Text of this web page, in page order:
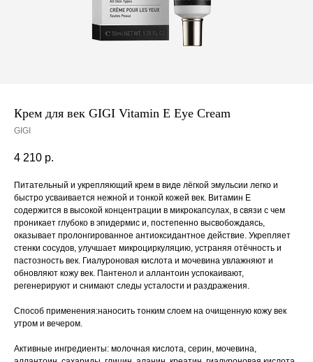
Крем для век GIGI Vitamin E Eye Cream
GIGI
4 210 р.
Питательный и укрепляющий крем в виде лёгкой эмульсии легко и
быстро усваивается нежной и тонкой кожей век. Витамин Е
содержится в высокой концентрации в микрокапсулах, в связи с чем
проникает глубоко в эпидермис и, постепенно высвобождаясь,
оказывает пролонгированное антиоксидантное действие. Укрепляет
стенки сосудов, улучшает микроциркуляцию, устраняя отёчность и
пастозность век. Гиалуроновая кислота и мочевина увлажняют и
обновляют кожу век. Пантенол и аллантоин успокаивают,
регенерируют и снимают следы усталости и раздражения.
Способ применения:наносить тонким слоем на очищенную кожу век
утром и вечером.
Активные ингредиенты: молочная кислота, серин, мочевина,